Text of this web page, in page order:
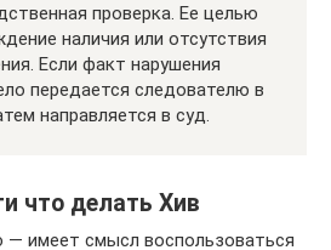
проверка. Ее целью
наличия или отсутствия
Если факт нарушения
передается следователю в
направляется в суд.
что делать Хив
— имеет смысл воспользоваться